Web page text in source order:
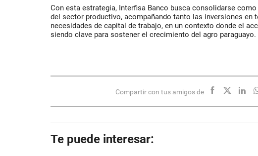
Con esta estrategia, Interfisa Banco busca consolidarse
del sector productivo, acompañando tanto las inversiones en
necesidades de capital de trabajo, en un contexto donde el
siendo clave para sostener el crecimiento del agro paraguayo.
Compartir con tus amigos de
Te puede interesar: